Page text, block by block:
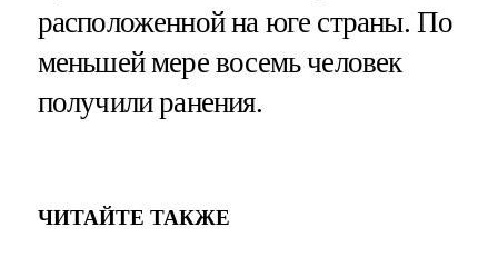
расположенной на юге страны. По
меньшей мере восемь человек
получили ранения.
ЧИТАЙТЕ ТАКЖЕ